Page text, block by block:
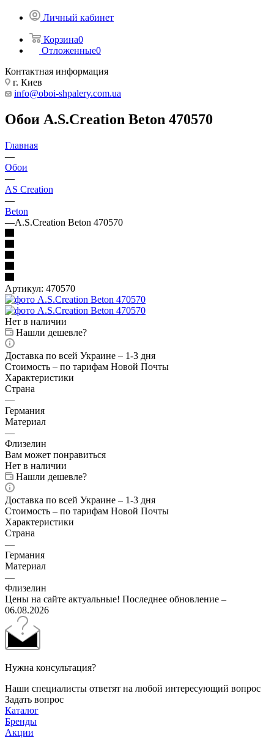
Личный кабинет
Корзина0
Отложенные0
Контактная информация
г. Киев
info@oboi-shpalery.com.ua
Обои A.S.Creation Beton 470570
Главная
—
Обои
—
AS Creation
—
Beton
—A.S.Creation Beton 470570
Артикул: 470570
Нет в наличии
Нашли дешевле?
Доставка по всей Украине – 1-3 дня
Стоимость – по тарифам Новой Почты
Характеристики
Страна
—
Германия
Материал
—
Флизелин
Вам может понравиться
Нет в наличии
Нашли дешевле?
Доставка по всей Украине – 1-3 дня
Стоимость – по тарифам Новой Почты
Характеристики
Страна
—
Германия
Материал
—
Флизелин
Цены на сайте актуальные! Последнее обновление –
06.08.2026
Нужна консультация?
Наши специалисты ответят на любой интересующий вопрос
Задать вопрос
Каталог
Бренды
Акции